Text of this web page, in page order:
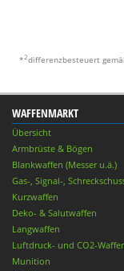
*2differenzbesteuert
WAFFENMARKT
Übersicht
Armbrüste & Bögen
Blankwaffen (Messer u.ä.)
Gas-, Signal-,
Kurzwaffen
Deko- & Salutwaffen
Langwaffen
Luftdruck- und CO2-
Munition